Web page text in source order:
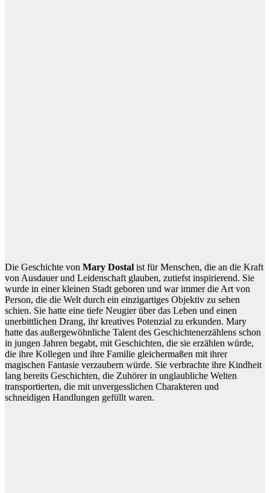
Die Geschichte von Mary Dostal ist für Menschen, die an die Kraft
von Ausdauer und Leidenschaft glauben, zutiefst inspirierend. Sie
wurde in einer kleinen Stadt geboren und war immer die Art von
Person, die die Welt durch ein einzigartiges Objektiv zu sehen
schien. Sie hatte eine tiefe Neugier über das Leben und einen
unerbittlichen Drang, ihr kreatives Potenzial zu erkunden. Mary
hatte das außergewöhnliche Talent des Geschichtenerzählens schon
in jungen Jahren begabt, mit Geschichten, die sie erzählen würde,
die ihre Kollegen und ihre Familie gleichermaßen mit ihrer
magischen Fantasie verzaubern würde. Sie verbrachte ihre Kindheit
lang bereits Geschichten, die Zuhörer in unglaubliche Welten
transportierten, die mit unvergesslichen Charakteren und
schneidigen Handlungen gefüllt waren.